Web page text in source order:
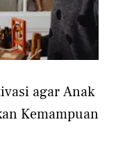
agar Anak
Kemampuan